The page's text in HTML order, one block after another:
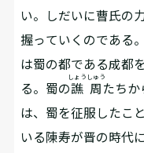
い。しだいに曹氏の
握っていくのである
は蜀の都である成都
る。蜀の譙周
しょうしゅう
たち
は、蜀を征服したこ
いる陳寿が晋の時代